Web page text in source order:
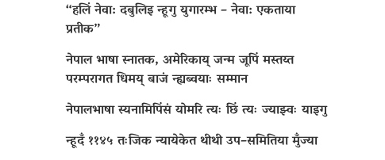
“हलिं नेवा: दबुलिइ न्हूगु युगारम्भ – नेवा: एकताया
प्रतीक”
नेपाल भाषा स्नातक, अमेरिकाय् जन्म जूपिं मस्तय्त
परम्परागत धिमय् बाजं न्ह्यब्वयाः सम्मान
नेपालभाषा स्यनामिपिंसं योमरि त्यः छिं त्यः ज्याझ्वः याइगु
न्हूदँ ११४५ तःजिक न्यायेकेत थीथी उप–समितिया मुँज्या